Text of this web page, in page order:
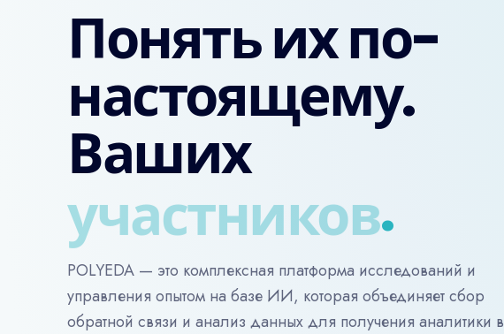
Понять их по-
настоящему.
Ваших
участников.
POLYEDA — это комплексная платформа исследований и
управления опытом на базе ИИ, которая объединяет сбор
обратной связи и анализ данных для получения аналитики в